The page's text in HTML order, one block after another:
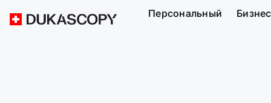
Персональный Бизнес